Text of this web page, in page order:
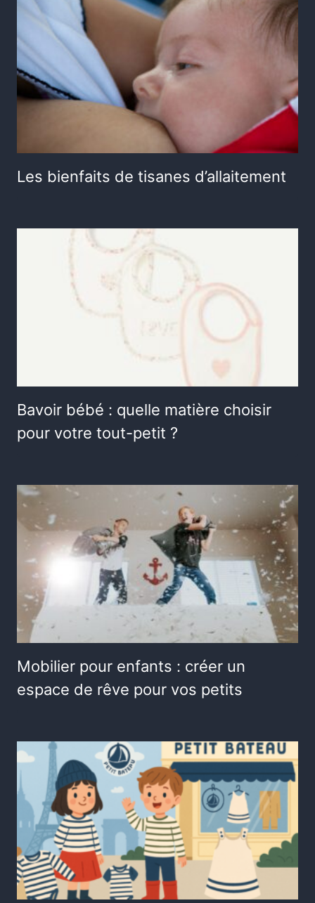
Les bienfaits de tisanes d’allaitement
Bavoir bébé : quelle matière choisir
pour votre tout-petit ?
Mobilier pour enfants : créer un
espace de rêve pour vos petits